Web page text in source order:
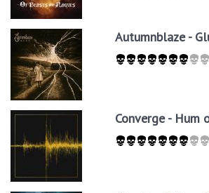
Autumnblaze -
Converge - Hum